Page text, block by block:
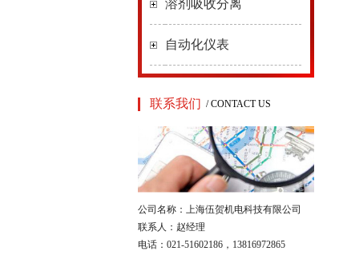
溶剂吸收分离
自动化仪表
联系我们 / CONTACT US
公司名称：上海伍贺机电科技有限公司
联系人：赵经理
电话：021-51602186，13816972865